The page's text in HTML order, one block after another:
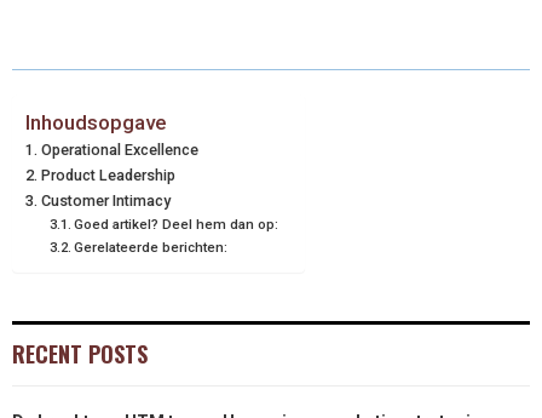
Inhoudsopgave
Operational Excellence
Product Leadership
Customer Intimacy
Goed artikel? Deel hem dan op:
Gerelateerde berichten:
RECENT POSTS